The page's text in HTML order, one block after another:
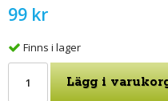
99 kr
Finns i lager
Lägg i